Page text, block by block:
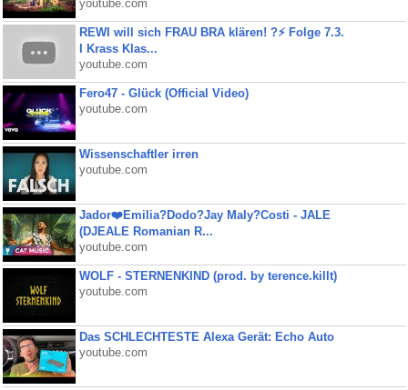
youtube.com
REWI will sich FRAU BRA klären! ?⚡️ Folge 7.3.
I Krass Klas...
youtube.com
Fero47 - Glück (Official Video)
youtube.com
Wissenschaftler irren
youtube.com
Jador❤️Emilia?Dodo?Jay Maly?Costi - JALE
(DJEALE Romanian R...
youtube.com
WOLF - STERNENKIND (prod. by terence.killt)
youtube.com
Das SCHLECHTESTE Alexa Gerät: Echo Auto
youtube.com